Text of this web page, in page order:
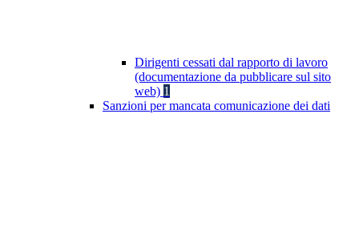
Dirigenti cessati dal rapporto di lavoro
(documentazione da pubblicare sul sito
web) 1
Sanzioni per mancata comunicazione dei dati